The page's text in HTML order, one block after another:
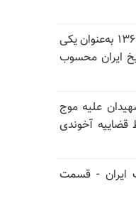
سی‌نیوز انگلستان: قتل‌عام ۱۳۶۷ به‌عنوان یکی
ایران محسوب
علیه موج
قضاییه آخوندی
ایران - قسمت